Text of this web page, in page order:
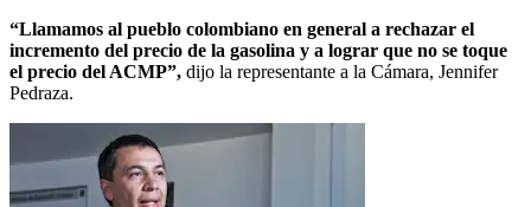
“Llamamos al pueblo colombiano en general a rechazar el
incremento del precio de la gasolina y a lograr que no se toque
el precio del ACMP”, dijo la representante a la Cámara, Jennifer
Pedraza.